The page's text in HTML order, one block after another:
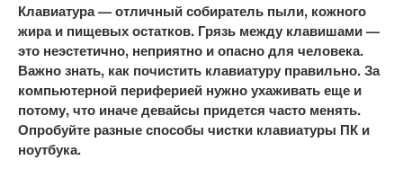
Клавиатура — отличный собиратель пыли, кожного
жира и пищевых остатков. Грязь между клавишами —
это неэстетично, неприятно и опасно для человека.
Важно знать, как почистить клавиатуру правильно. За
компьютерной периферией нужно ухаживать еще и
потому, что иначе девайсы придется часто менять.
Опробуйте разные способы чистки клавиатуры ПК и
ноутбука.